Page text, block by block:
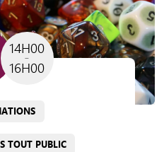
14H00
16H00
TOUT PUBLIC